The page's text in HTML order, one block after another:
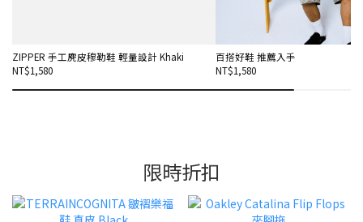
ZIPPER 手工麂皮穆勒鞋 輕量設計 Khaki
NT$1,580
百搭好鞋 推薦入手
NT$1,580
限時折扣